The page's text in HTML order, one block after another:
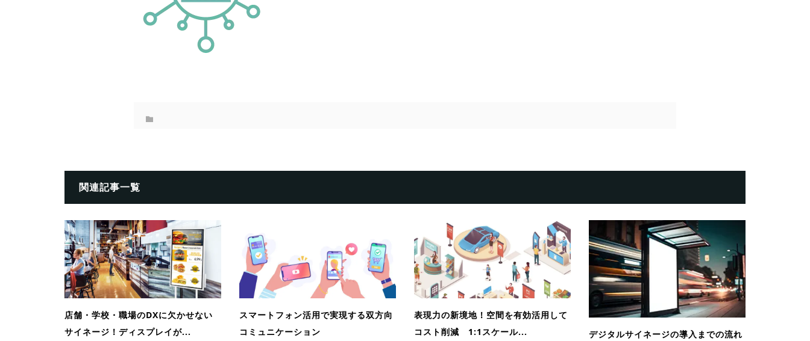
関連記事一覧
店舗・学校・職場のDXに欠かせない
サイネージ！ディスプレイが...
スマートフォン活用で実現する双方向
コミュニケーション
表現力の新境地！空間を有効活用して
コスト削減 1:1スケール...
デジタルサイネージの導入までの流れ